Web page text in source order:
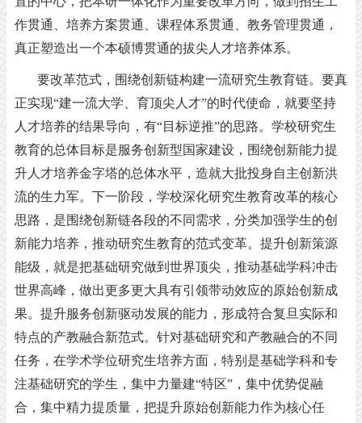
作贯通、培养方案贯通、课程体系贯通、教务管理贯通，
真正塑造出一个本硕博贯通的拔尖人才培养体系。
要改革范式，围绕创新链构建一流研究生教育链。要真
正实现“建一流大学、育顶尖人才”的时代使命，就要坚持
人才培养的结果导向，有“目标逆推”的思路。学校研究生
教育的总体目标是服务创新型国家建设，围绕创新能力提
升人才培养金字塔的总体水平，造就大批投身自主创新洪
流的生力军。下一阶段，学校深化研究生教育改革的核心
思路，是围绕创新链各段的不同需求，分类加强学生的创
新能力培养，推动研究生教育的范式变革。提升创新策源
能级，就是把基础研究做到世界顶尖，推动基础学科冲击
世界高峰，做出更多更大具有引领带动效应的原始创新成
果。提升服务创新驱动发展的能力，形成符合复旦实际和
特点的产教融合新范式。针对基础研究和产教融合的不同
任务，在学术学位研究生培养方面，特别是基础学科和专
注基础研究的学生，集中力量建“特区”，集中优势促融
合，集中精力提质量，把提升原始创新能力作为核心任